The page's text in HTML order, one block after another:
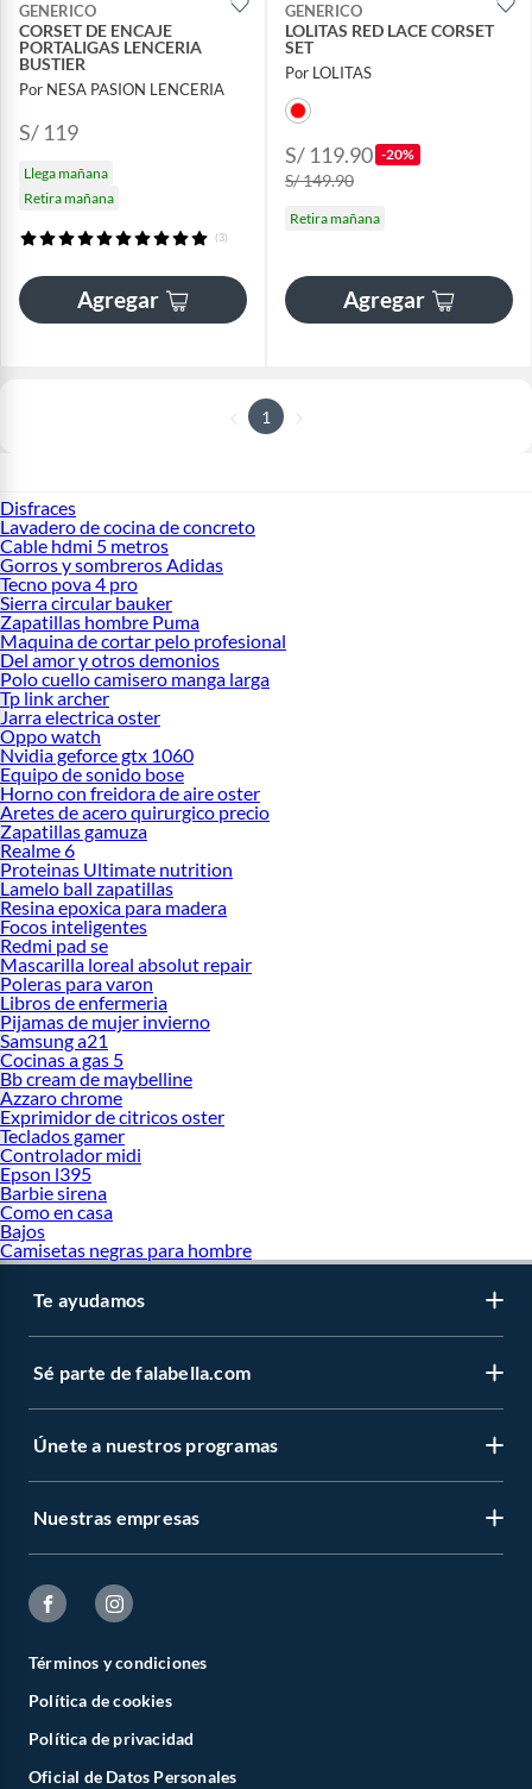
GENERICO
CORSET DE ENCAJE
PORTALIGAS LENCERIA
BUSTIER
Por NESA PASION LENCERIA
S/ 119
Llega mañana
Retira mañana
(3)
Agregar
GENERICO
LOLITAS RED LACE CORSET
SET
Por LOLITAS
S/ 119.90 -20%
S/ 149.90
Retira mañana
Agregar
1
Disfraces
Lavadero de cocina de concreto
Cable hdmi 5 metros
Gorros y sombreros Adidas
Tecno pova 4 pro
Sierra circular bauker
Zapatillas hombre Puma
Maquina de cortar pelo profesional
Del amor y otros demonios
Polo cuello camisero manga larga
Tp link archer
Jarra electrica oster
Oppo watch
Nvidia geforce gtx 1060
Equipo de sonido bose
Horno con freidora de aire oster
Aretes de acero quirurgico precio
Zapatillas gamuza
Realme 6
Proteinas Ultimate nutrition
Lamelo ball zapatillas
Resina epoxica para madera
Focos inteligentes
Redmi pad se
Mascarilla loreal absolut repair
Poleras para varon
Libros de enfermeria
Pijamas de mujer invierno
Samsung a21
Cocinas a gas 5
Bb cream de maybelline
Azzaro chrome
Exprimidor de citricos oster
Teclados gamer
Controlador midi
Epson l395
Barbie sirena
Como en casa
Bajos
Camisetas negras para hombre
Te ayudamos
Sé parte de falabella.com
Únete a nuestros programas
Nuestras empresas
Términos y condiciones
Política de cookies
Política de privacidad
Oficial de Datos Personales